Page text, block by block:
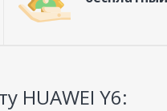
HUAWEI Y6: